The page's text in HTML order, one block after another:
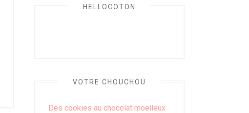
HELLOCOTON
VOTRE CHOUCHOU
Des cookies au chocolat moelleux